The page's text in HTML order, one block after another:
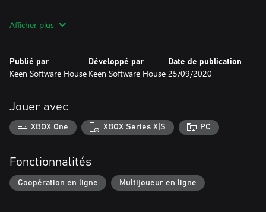
Tubes néon
Propulseurs ioniques Sci-Fi
Propulseurs atmosphériques Sci-Fi
Propulseurs atmosphériques Sci-Fi améliorés.
Donnez à vos constructions une toute nouvelle impression de
science-fiction.
Afficher plus
Publié par
Keen Software House
Développé par
Keen Software House
Date de publication
25/09/2020
Jouer avec
XBOX One XBOX Series X|S PC
Fonctionnalités
Coopération en ligne Multijoueur en ligne